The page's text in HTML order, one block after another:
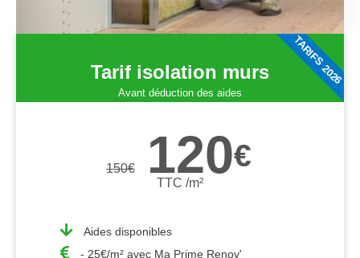
Tarif isolation murs
Avant déduction des aides
150€ 120€
TTC /m²
Aides disponibles
- 25€/m² avec Ma Prime Renov'
TARIFS 2026